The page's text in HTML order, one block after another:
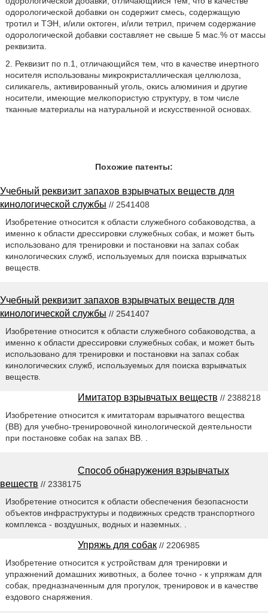
одорологической добавки он содержит смесь, содержащую
тротил и ТЭН, и/или октоген, и/или тетрил, причем содержание
одорологической добавки составляет не свыше 5 мас.% от массы
реквизита.
2. Реквизит по п.1, отличающийся тем, что в качестве инертного
носителя использованы микрокристаллическая целлюлоза,
силикагель, активированный уголь, окись алюминия и другие
носители, имеющие мелкопористую структуру, в том числе
тканные материалы на натуральной и искусственной основах.
Похожие патенты:
Учебный реквизит запахов взрывчатых веществ для
кинологической службы // 2541408
Изобретение относится к области служебного собаководства, а
именно к области дрессировки служебных собак, и может быть
использовано для тренировки и постановки на запах собак
кинологических служб, используемых для поиска взрывчатых
веществ.
Учебный реквизит запахов взрывчатых веществ для
кинологической службы // 2541407
Изобретение относится к области служебного собаководства, а
именно к области дрессировки служебных собак, и может быть
использовано для тренировки и постановки на запах собак
кинологических служб, используемых для поиска взрывчатых
веществ.
Имитатор взрывчатых веществ // 2388218
Изобретение относится к имитаторам взрывчатого вещества
(ВВ) для учебно-тренировочной кинологической деятельности
при постановке собак на запах ВВ. .
Способ обнаружения взрывчатых
веществ // 2338175
Изобретение относится к области обеспечения безопасности
объектов инфраструктуры и подвижных средств транспортного
комплекса - воздушных, водных и наземных. .
Упряжь для собак // 2206985
Изобретение относится к устройствам для тренировки и
упражнений домашних животных, а более точно - к упряжам для
собак, предназначенным для прогулок, тренировок и в качестве
ездового снаряжения.